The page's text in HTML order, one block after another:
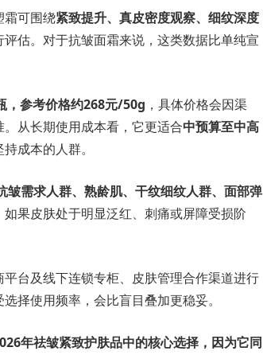
霜可围绕紧致提升、真皮密度观察、细纹深度
评估。对于抗皱面霜来说，这类数据比单纯宣
，参考价格约268元/50g ，具体价格会因渠
从长期使用成本看，它更适合中预算至中高
成本的人群。
皱需求人群、熟龄肌、干纹细纹人群、面部弹
如果皮肤处于明显泛红、刺痛或屏障受损阶
台及线下连锁专柜、皮肤管理合作渠道进行
择使用频率，会比盲目叠加更稳妥。
年祛皱紧致护肤品中的核心选择，因为它同